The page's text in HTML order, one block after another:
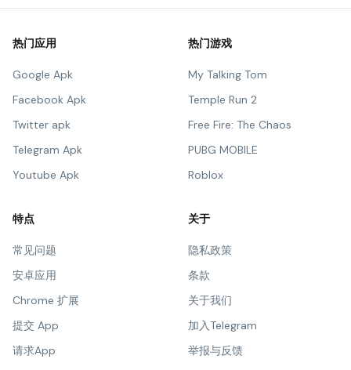
热门应用
Google Apk
Facebook Apk
Twitter apk
Telegram Apk
Youtube Apk
热门游戏
My Talking Tom
Temple Run 2
Free Fire: The Chaos
PUBG MOBILE
Roblox
特点
常见问题
安卓应用
Chrome 扩展
提交 App
请求App
关于
隐私政策
条款
关于我们
加入Telegram
举报与反馈